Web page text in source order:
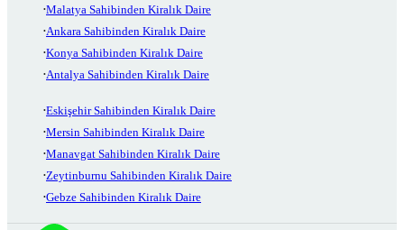
Malatya Sahibinden Kiralık Daire
Ankara Sahibinden Kiralık Daire
Konya Sahibinden Kiralık Daire
Antalya Sahibinden Kiralık Daire
Eskişehir Sahibinden Kiralık Daire
Mersin Sahibinden Kiralık Daire
Manavgat Sahibinden Kiralık Daire
Zeytinburnu Sahibinden Kiralık Daire
Gebze Sahibinden Kiralık Daire